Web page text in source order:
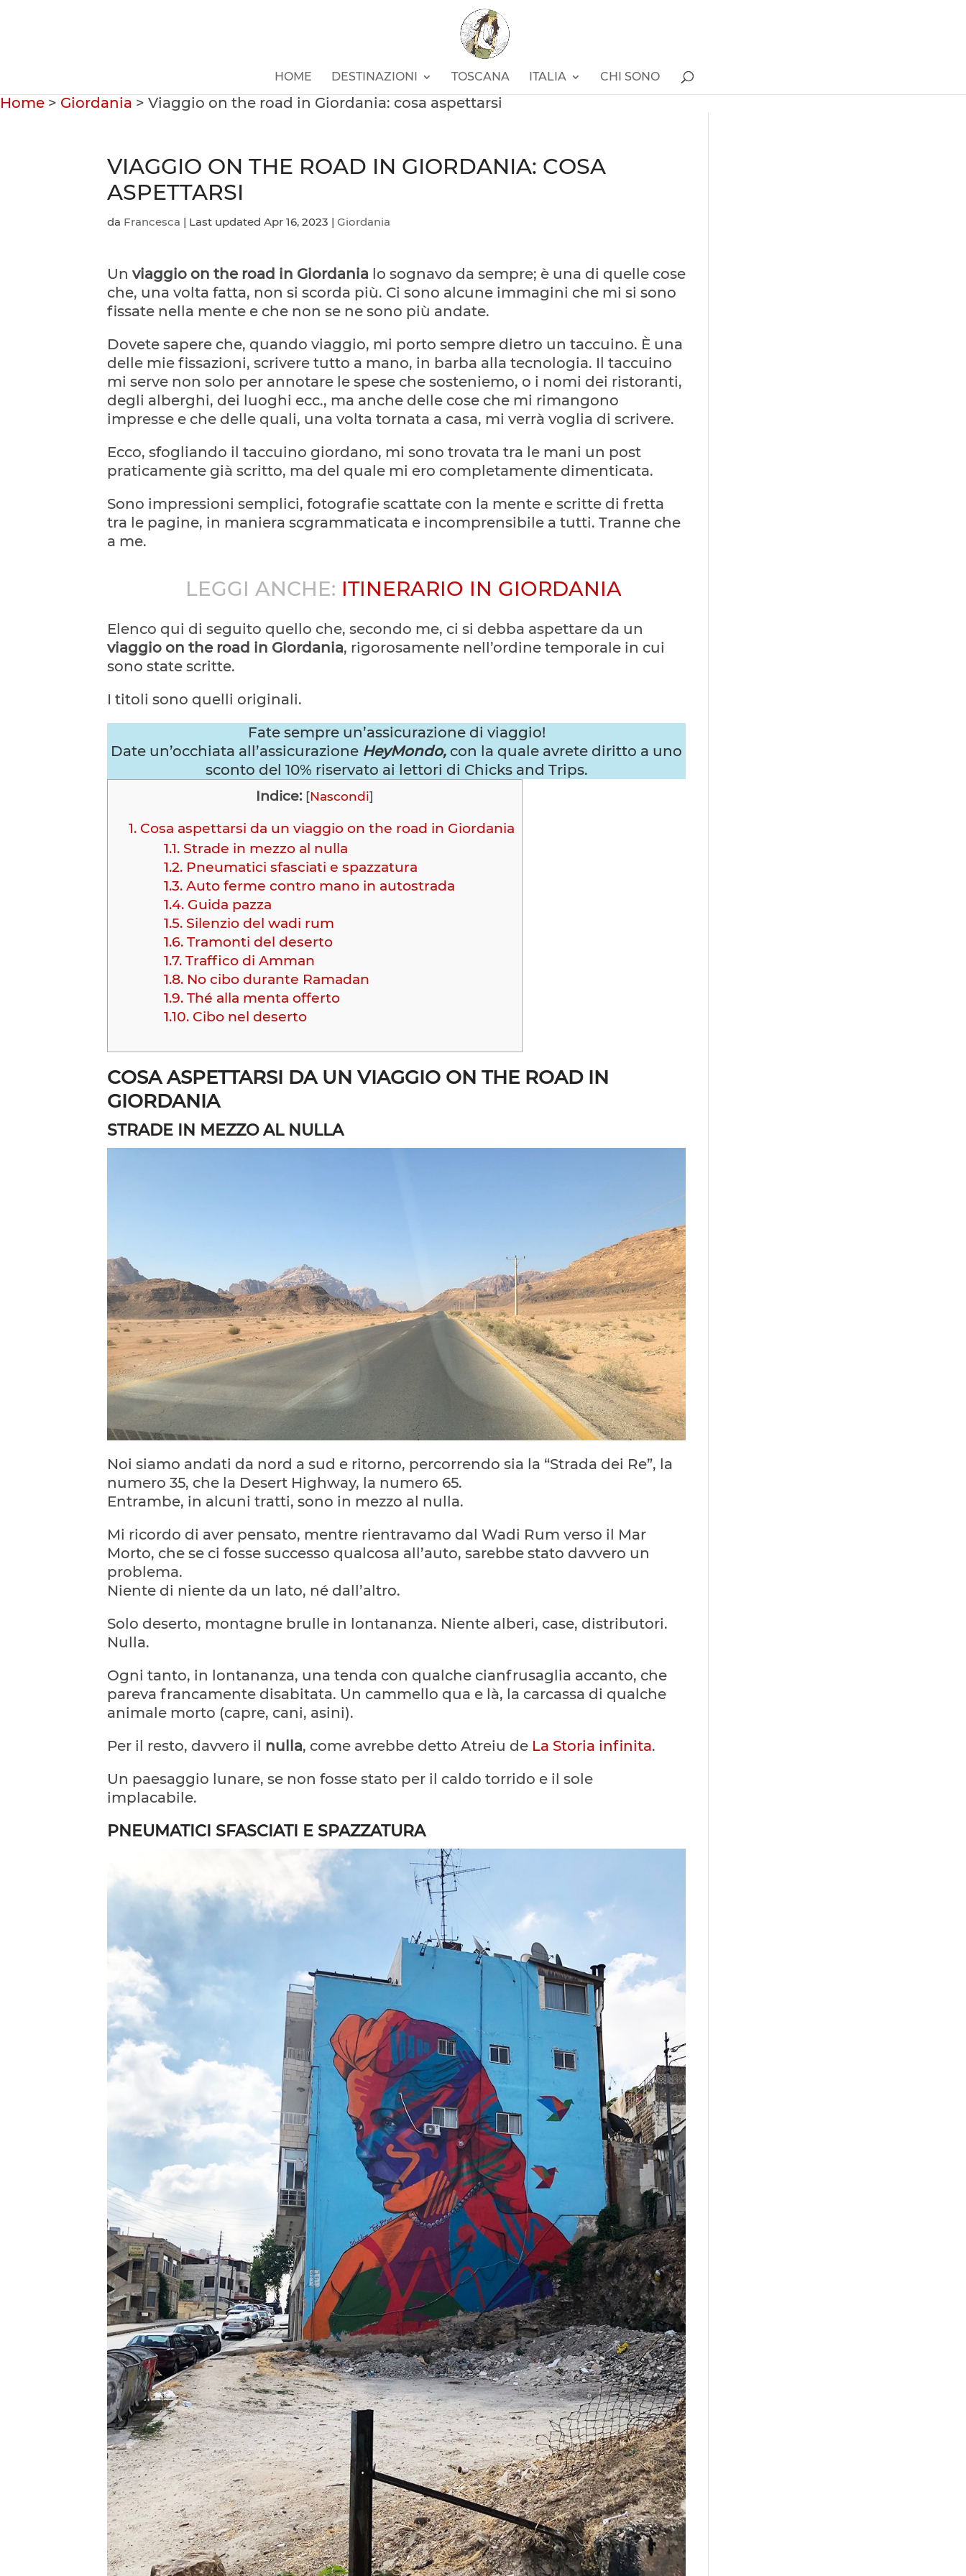
HOME DESTINAZIONI TOSCANA ITALIA CHI SONO
Home > Giordania > Viaggio on the road in Giordania: cosa aspettarsi
VIAGGIO ON THE ROAD IN GIORDANIA: COSA
ASPETTARSI
da Francesca | Last updated Apr 16, 2023 | Giordania
Un viaggio on the road in Giordania lo sognavo da sempre; è una di quelle cose
che, una volta fatta, non si scorda più. Ci sono alcune immagini che mi si sono
fissate nella mente e che non se ne sono più andate.
Dovete sapere che, quando viaggio, mi porto sempre dietro un taccuino. È una
delle mie fissazioni, scrivere tutto a mano, in barba alla tecnologia. Il taccuino
mi serve non solo per annotare le spese che sosteniemo, o i nomi dei ristoranti,
degli alberghi, dei luoghi ecc., ma anche delle cose che mi rimangono
impresse e che delle quali, una volta tornata a casa, mi verrà voglia di scrivere.
Ecco, sfogliando il taccuino giordano, mi sono trovata tra le mani un post
praticamente già scritto, ma del quale mi ero completamente dimenticata.
Sono impressioni semplici, fotografie scattate con la mente e scritte di fretta
tra le pagine, in maniera scgrammaticata e incomprensibile a tutti. Tranne che
a me.
LEGGI ANCHE: ITINERARIO IN GIORDANIA
Elenco qui di seguito quello che, secondo me, ci si debba aspettare da un
viaggio on the road in Giordania, rigorosamente nell’ordine temporale in cui
sono state scritte.
I titoli sono quelli originali.
Fate sempre un’assicurazione di viaggio!
Date un’occhiata all’assicurazione HeyMondo,con la quale avrete diritto a uno
sconto del 10% riservato ai lettori di Chicks and Trips.
Indice: [Nascondi]
1. Cosa aspettarsi da un viaggio on the road in Giordania
1.1.Strade in mezzo al nulla
1.2.Pneumatici sfasciati e spazzatura
1.3.Auto ferme contro mano in autostrada
1.4.Guida pazza
1.5.Silenzio del wadi rum
1.6.Tramonti del deserto
1.7.Traffico di Amman
1.8.No cibo durante Ramadan
1.9.Thé alla menta offerto
1.10.Cibo nel deserto
COSA ASPETTARSI DA UN VIAGGIO ON THE ROAD IN
GIORDANIA
STRADE IN MEZZO AL NULLA
Noi siamo andati da nord a sud e ritorno, percorrendo sia la “Strada dei Re”, la
numero 35, che la Desert Highway, la numero 65.
Entrambe, in alcuni tratti, sono in mezzo al nulla.
Mi ricordo di aver pensato, mentre rientravamo dal Wadi Rum verso il Mar
Morto, che se ci fosse successo qualcosa all’auto, sarebbe stato davvero un
problema.
Niente di niente da un lato, né dall’altro.
Solo deserto, montagne brulle in lontananza. Niente alberi, case, distributori.
Nulla.
Ogni tanto, in lontananza, una tenda con qualche cianfrusaglia accanto, che
pareva francamente disabitata. Un cammello qua e là, la carcassa di qualche
animale morto (capre, cani, asini).
Per il resto, davvero il nulla, come avrebbe detto Atreiu de La Storia infinita.
Un paesaggio lunare, se non fosse stato per il caldo torrido e il sole
implacabile.
PNEUMATICI SFASCIATI E SPAZZATURA